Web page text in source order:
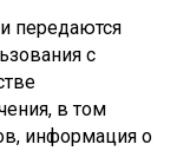
передаются
с
в том
информация о